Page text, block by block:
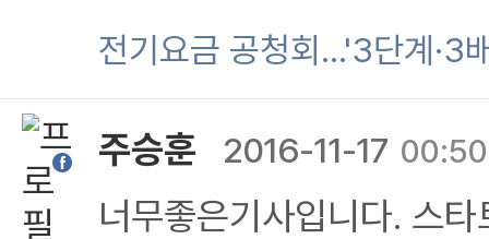
임을 기억하여야 하는것.
는사람한테 덜받고 적게
조로 개편안 만들고 무슨
이 벌게 돈은 차이가 없을
전기요금 공청회…'3단계·3
주승훈 2016-11-17
너무좋은기사입니다. 스